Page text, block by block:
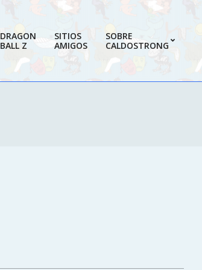
DRAGON
BALL Z
SITIOS
AMIGOS
SOBRE
CALDOSTRONG